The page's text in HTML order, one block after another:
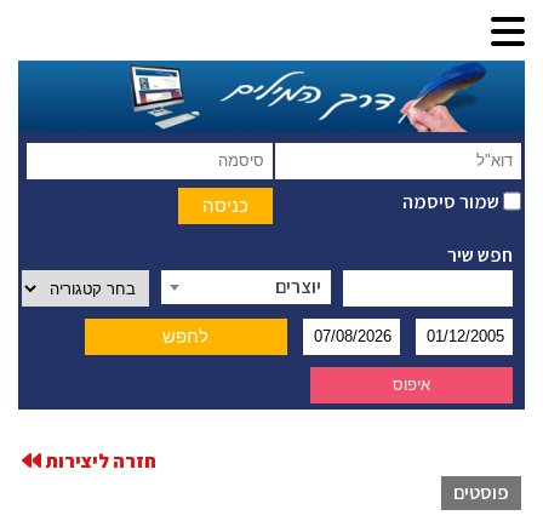
שמור סיסמה
חפש שיר
יוצרים
חזרה ליצירות
פוסטים